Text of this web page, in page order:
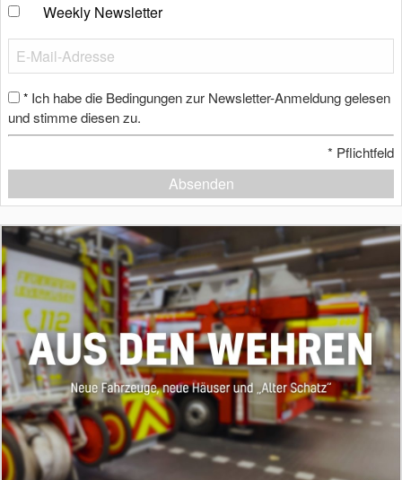
Weekly Newsletter
* Ich habe die Bedingungen zur Newsletter-Anmeldung gelesen
und stimme diesen zu.
* Pflichtfeld
Absenden